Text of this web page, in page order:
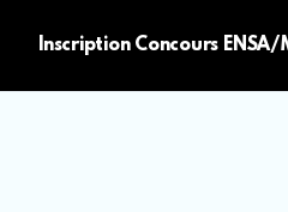
Inscription Concours ENSA/